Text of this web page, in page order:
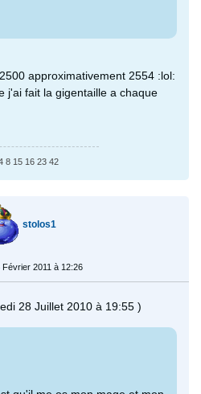
approximativement 2554 :lol:
j'ai fait la gigentaille a chaque
8 15 16 23 42
stolos1
Février 2011 à 12:26
28 Juillet 2010 à 19:55 )